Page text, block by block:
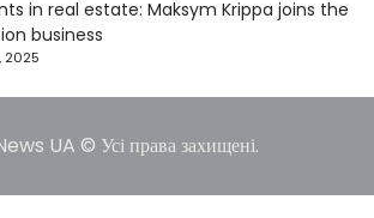
in real estate: Maksym Krippa joins the
business
2025
UA © Усі права захищені.